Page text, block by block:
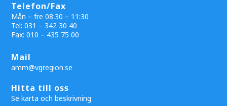
Telefon/Fax
Mån – fre 08:30 – 11:30
Tel: 031 – 342 30 40
Fax:010 – 435 75 00
Mail
amm@vgregion.se
Hitta till oss
Se karta och beskrivning